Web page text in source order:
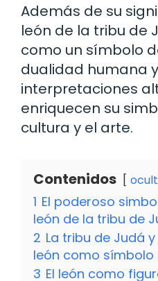
Además de su
león de la tribu de
como un símbolo
dualidad humana
interpretaciones
enriquecen su
cultura y el arte.
Contenidos
1 El poderoso
león de la tribu de
2 La tribu de Judá
león como símbolo
3 El león como